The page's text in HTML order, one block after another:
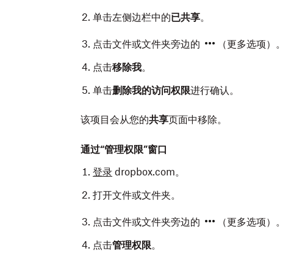
单击左侧边栏中的已共享。
点击文件或文件夹旁边的
（更多选项）。
点击移除我。
单击删除我的访问权限进行确认。
该项目会从您的共享页面中移除。
通过“管理权限”窗口
登录 dropbox.com。
打开文件或文件夹。
点击文件或文件夹旁边的
（更多选项）。
点击管理权限。